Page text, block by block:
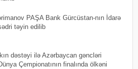
PAŞA Bank Gürcüstan-nın İdarə
təyin edilib
dəstəyi ilə Azərbaycan gəncləri
Çempionatının finalında ölkəni